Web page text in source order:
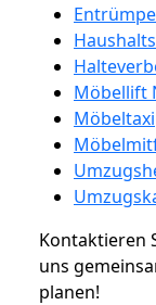
Möbellift
Möbeltaxi
Kontaktieren
uns
planen!